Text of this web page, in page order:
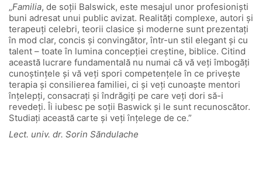
„Familia, de soţii Balswick, este mesajul unor profesionişti
buni adresat unui public avizat. Realităţi complexe, autori şi
terapeuţi celebri, teorii clasice şi moderne sunt prezentaţi
în mod clar, concis şi convingător, într-un stil elegant şi cu
talent – toate în lumina concepţiei creştine, biblice. Citind
această lucrare fundamentală nu numai că vă veţi îmbogăţi
cunoştinţele şi vă veţi spori competenţele în ce priveşte
terapia şi consilierea familiei, ci şi veţi cunoaşte mentori
înţelepţi, consacraţi şi îndrăgiţi pe care veţi dori să-i
revedeţi. Îi iubesc pe soţii Baswick şi le sunt recunoscător.
Studiaţi această carte şi veţi înţelege de ce.”
Lect. univ. dr. Sorin Săndulache